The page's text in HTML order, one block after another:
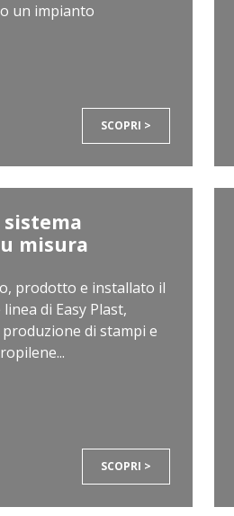
un impianto
SCOPRI >
sistema
misura
prodotto e installato il
di Easy Plast,
di stampi e
SCOPRI >